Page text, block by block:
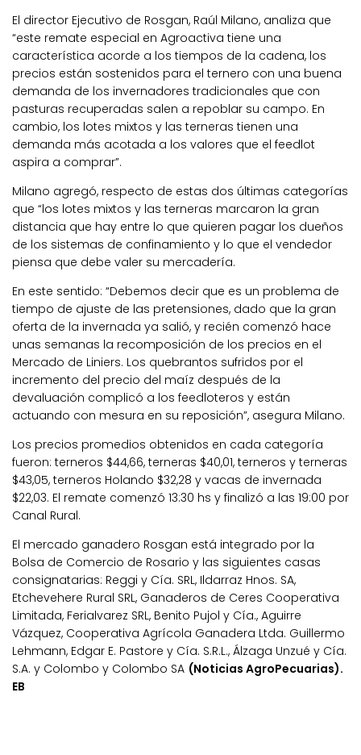
El director Ejecutivo de Rosgan, Raúl Milano, analiza que
“este remate especial en Agroactiva tiene una
característica acorde a los tiempos de la cadena, los
precios están sostenidos para el ternero con una buena
demanda de los invernadores tradicionales que con
pasturas recuperadas salen a repoblar su campo. En
cambio, los lotes mixtos y las terneras tienen una
demanda más acotada a los valores que el feedlot
aspira a comprar”.
Milano agregó, respecto de estas dos últimas categorías
que “los lotes mixtos y las terneras marcaron la gran
distancia que hay entre lo que quieren pagar los dueños
de los sistemas de confinamiento y lo que el vendedor
piensa que debe valer su mercadería.
En este sentido: “Debemos decir que es un problema de
tiempo de ajuste de las pretensiones, dado que la gran
oferta de la invernada ya salió, y recién comenzó hace
unas semanas la recomposición de los precios en el
Mercado de Liniers. Los quebrantos sufridos por el
incremento del precio del maíz después de la
devaluación complicó a los feedloteros y están
actuando con mesura en su reposición”, asegura Milano.
Los precios promedios obtenidos en cada categoría
fueron: terneros $44,66, terneras $40,01, terneros y terneras
$43,05, terneros Holando $32,28 y vacas de invernada
$22,03. El remate comenzó 13:30 hs y finalizó a las 19:00 por
Canal Rural.
El mercado ganadero Rosgan está integrado por la
Bolsa de Comercio de Rosario y las siguientes casas
consignatarias: Reggi y Cía. SRL, Ildarraz Hnos. SA,
Etchevehere Rural SRL, Ganaderos de Ceres Cooperativa
Limitada, Ferialvarez SRL, Benito Pujol y Cía., Aguirre
Vázquez, Cooperativa Agrícola Ganadera Ltda. Guillermo
Lehmann, Edgar E. Pastore y Cía. S.R.L., Álzaga Unzué y Cía.
S.A. y Colombo y Colombo SA (Noticias AgroPecuarias).
EB